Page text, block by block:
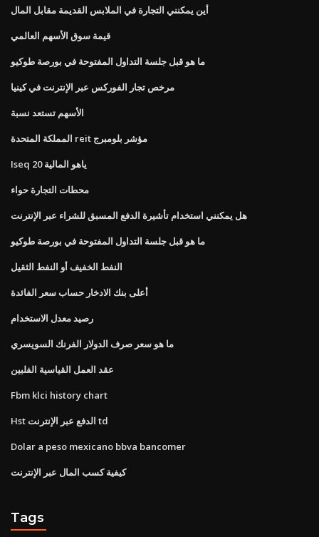
أين يمكنني التجارة في الملابس القديمة مقابل المال
قيمة سوق الأسهم العالمي
ما هو قبل جلسة التداول المفتوحة في بورصة طوكيو
مرخص تجار الفوركس عبر الإنترنت في كينيا
الأسهم تستعد نسبة
المملكة المتحدة reit مؤشر بلومبرج
Iseq 20 ياهو المالية
محطات التجارة حواء
هل يمكنني استخدام تأشيرة الدفع المسبق للشراء عبر الإنترنت
ما هو قبل جلسة التداول المفتوحة في بورصة طوكيو
النفط الخفيف أو النفط الثقيل
أعلى بنك الادخار حساب سعر الفائدة
رصيد معدل الاستخدام
ما هو سعر صرف الدولار الفرنك السويسري
عقد العمل القياسية الفلبين
Fbm klci history chart
Hst الدفع عبر الإنترنت td
Dolar a peso mexicano bbva bancomer
كيفية كسب المال عبر الإنترنت
Tags